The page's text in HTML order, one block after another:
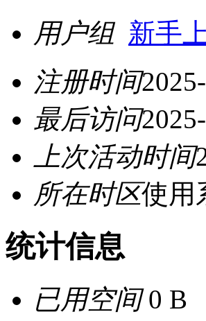
用户组 新手
注册时间
最后访问
上次活动时间
所在时区使用
统计信息
已用空间0 B